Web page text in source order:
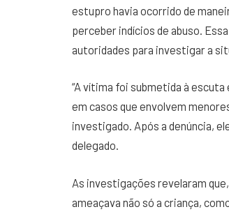
estupro havia ocorrido de
perceber indícios de abuso.
autoridades para investigar a
“A vítima foi submetida à
em casos que envolvem
investigado. Após a denúncia,
delegado.
As investigações revelaram
ameaçava não só a criança,